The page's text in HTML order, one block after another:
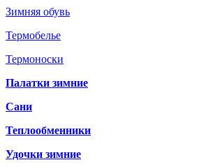
Зимняя обувь
Термобелье
Термоноски
Палатки зимние
Сани
Теплообменники
Удочки зимние